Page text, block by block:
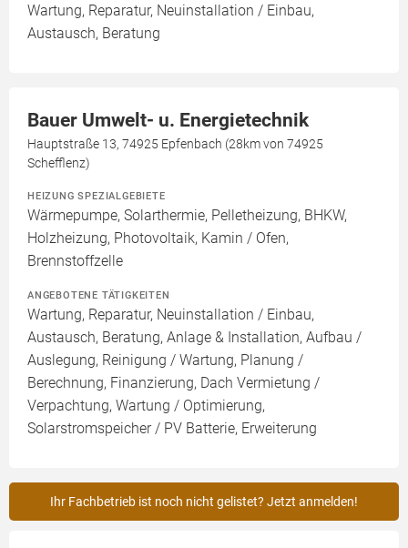
Wartung, Reparatur, Neuinstallation / Einbau,
Austausch, Beratung
Bauer Umwelt- u. Energietechnik
Hauptstraße 13, 74925 Epfenbach (28km von 74925
Schefflenz)
HEIZUNG SPEZIALGEBIETE
Wärmepumpe, Solarthermie, Pelletheizung, BHKW,
Holzheizung, Photovoltaik, Kamin / Ofen,
Brennstoffzelle
ANGEBOTENE TÄTIGKEITEN
Wartung, Reparatur, Neuinstallation / Einbau,
Austausch, Beratung, Anlage & Installation, Aufbau /
Auslegung, Reinigung / Wartung, Planung /
Berechnung, Finanzierung, Dach Vermietung /
Verpachtung, Wartung / Optimierung,
Solarstromspeicher / PV Batterie, Erweiterung
Ihr Fachbetrieb ist noch nicht gelistet? Jetzt anmelden!